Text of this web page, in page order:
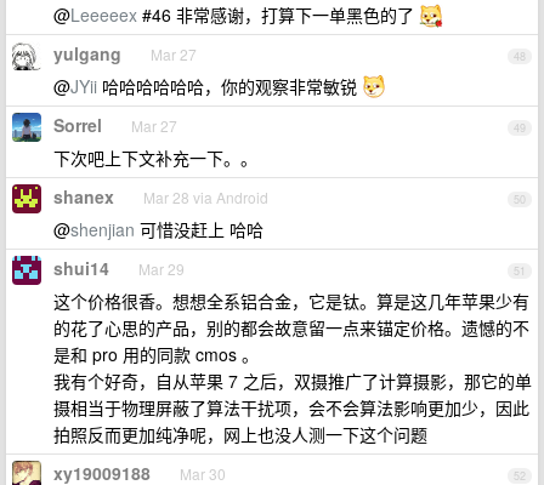
@Leeeeex #46 非常感谢，打算下一单黑色的了
48
yulgang Mar 27
@JYii 哈哈哈哈哈哈，你的观察非常敏锐
49
Sorrel Mar 27
下次吧上下文补充一下。。
50
shanex Mar 28 via Android
@shenjian 可惜没赶上 哈哈
51
shui14 Mar 29
这个价格很香。想想全系铝合金，它是钛。算是这几年苹果少有
的花了心思的产品，别的都会故意留一点来锚定价格。遗憾的不
是和 pro 用的同款 cmos 。
我有个好奇，自从苹果 7 之后，双摄推广了计算摄影，那它的单
摄相当于物理屏蔽了算法干扰项，会不会算法影响更加少，因此
拍照反而更加纯净呢，网上也没人测一下这个问题
52
xy19009188 Mar 30